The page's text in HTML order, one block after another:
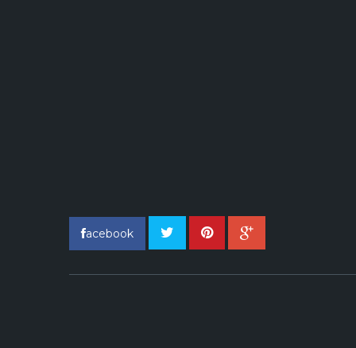
acebook